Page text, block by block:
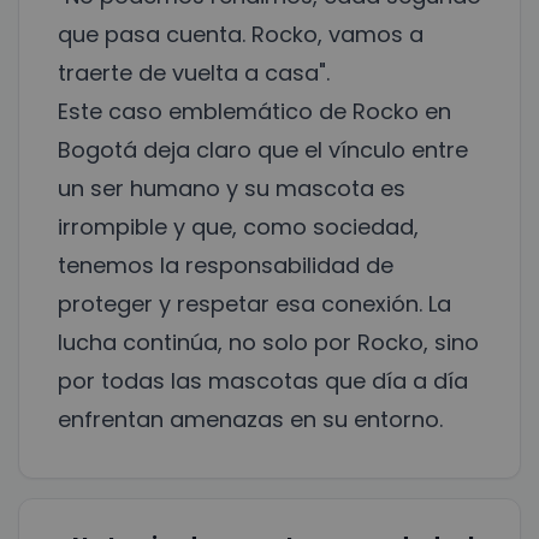
que pasa cuenta. Rocko, vamos a
traerte de vuelta a casa".
Este caso emblemático de Rocko en
Bogotá deja claro que el vínculo entre
un ser humano y su mascota es
irrompible y que, como sociedad,
tenemos la responsabilidad de
proteger y respetar esa conexión. La
lucha continúa, no solo por Rocko, sino
por todas las mascotas que día a día
enfrentan amenazas en su entorno.